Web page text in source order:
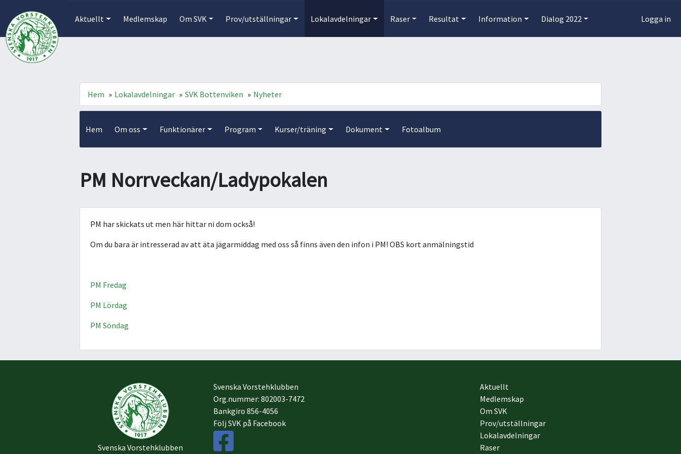
Aktuellt Medlemskap Om SVK Prov/utställningar Lokalavdelningar Raser Resultat Information Dialog 2022 Logga in
Hem » Lokalavdelningar » SVK Bottenviken » Nyheter
Hem Om oss Funktionärer Program Kurser/träning Dokument Fotoalbum
PM Norrveckan/Ladypokalen
PM har skickats ut men här hittar ni dom också!
Om du bara är intresserad av att äta jägarmiddag med oss så finns även den infon i PM! OBS kort anmälningstid
PM Fredag
PM Lördag
PM Söndag
Svenska Vorstehklubben
Svenska Vorstehklubben
Org.nummer: 802003-7472
Bankgiro 856-4056
Följ SVK på Facebook
Aktuellt
Medlemskap
Om SVK
Prov/utställningar
Lokalavdelningar
Raser